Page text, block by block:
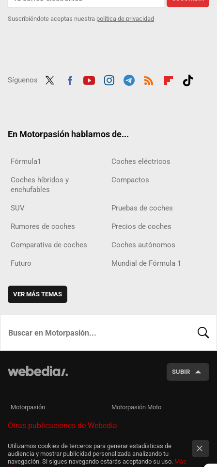
Suscribiéndote aceptas nuestra política de privacidad
Síguenos
En Motorpasión hablamos de...
Fórmula1 Coches eléctricos
Coches híbridos y
enchufables
Compactos
SUV Pruebas de coches
Rumores de coches Precios de coches
Comparativa de coches Coches autónomos
Futuro Mundial de Fórmula 1
VER MÁS TEMAS
SUBIR
Motorpasión Motorpasión Moto
Otras publicaciones de Webedia
Utilizamos cookies de terceros para generar estadísticas de
audiencia y mostrar publicidad personalizada analizando tu
navegación. Si sigues navegando estarás aceptando su uso. Más